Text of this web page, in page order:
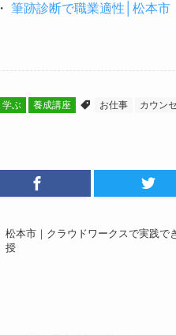
・ 筆跡診断で職業適性│松本市
学ぶ 養成講座 お仕事 カウン
松本市｜クラウドワークスで実践で
授